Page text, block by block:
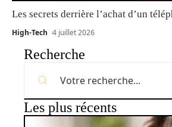
Les secrets derrière l’achat d’un
High-Tech 4 juillet 2026
Recherche
Les plus récents